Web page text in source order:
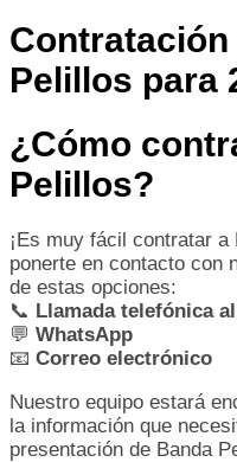
Contratación
Pelillos para
¿Cómo
Pelillos?
¡Es muy fácil contratar
ponerte en contacto con
de estas opciones:
📞 Llamada telefónica al
💬 WhatsApp
📧 Correo electrónico
Nuestro equipo estará
la información que
presentación de Banda